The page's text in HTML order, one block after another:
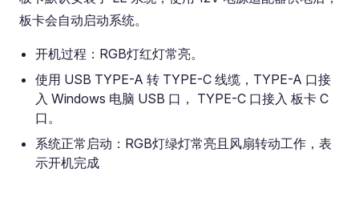
板卡会自动启动系统。
开机过程：RGB灯红灯常亮。
使用 USB TYPE-A 转 TYPE-C 线缆，TYPE-A 口接
入 Windows 电脑 USB 口， TYPE-C 口接入 板卡 C
口。
系统正常启动：RGB灯绿灯常亮且风扇转动工作，表
示开机完成